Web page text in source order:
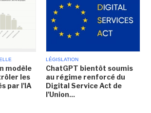
modèle
les
par l'IA
LÉGISLATION
ChatGPT bientôt soumis
au régime renforcé du
Digital Service Act de
l'Union...